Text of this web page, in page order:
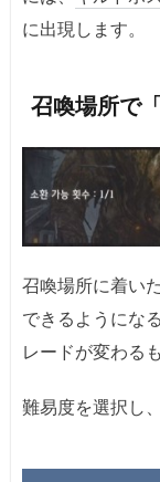
に出現します。
召喚場所で
召喚場所に着い
できるようにな
レードが変わる
難易度を選択し